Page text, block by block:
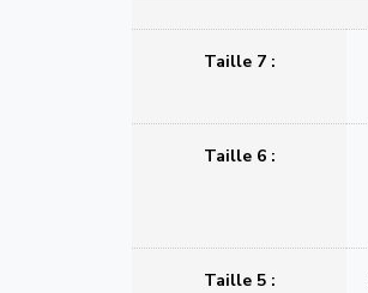
Taille 7 :
Taille 6 :
Taille 5 :